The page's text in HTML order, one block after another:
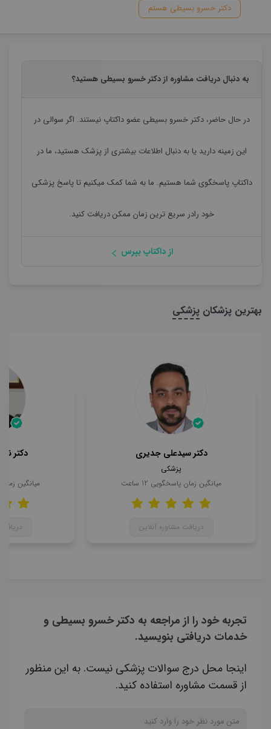
دکتر خسرو بسیطی هستم
به دنبال دریافت مشاوره از دکتر خسرو بسیطی هستید؟
در حال حاضر،دکتر خسرو بسیطی عضو داکتاپ نیستند. اگر سوالی در
این زمینه دارید یا به دنبال اطلاعات بیشتری از پزشک هستید، ما در
داکتاپ پاسخگوی شما هستیم. ما به شما کمک میکنیم تا پاسخ پزشکی
خود رادر سریع ترین زمان ممکن دریافت کنید.
از داکتاپ بپرس
بهترین پزشکان پزشکی
دکتر سیدعلی جدیری
پزشکی
میانگین زمان پاسخگویی 12 ساعت
دریافت مشاوره آنلاین
دکتر
میانگین
تجربه خود را از مراجعه به دکتر خسرو بسیطی و
خدمات دریافتی بنویسید.
اینجا محل درج سوالات پزشکی نیست. به این منظور
از قسمت مشاوره استفاده کنید.